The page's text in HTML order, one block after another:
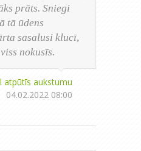
prāts. Sniegi
tā ūdens
sasalusi klucī,
nokusīs.
atpūtīs aukstumu
04.02.2022 08:00